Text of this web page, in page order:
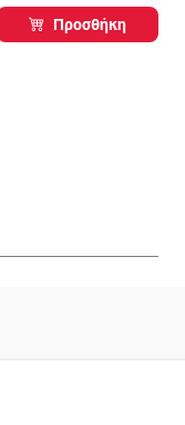
Προσθήκη